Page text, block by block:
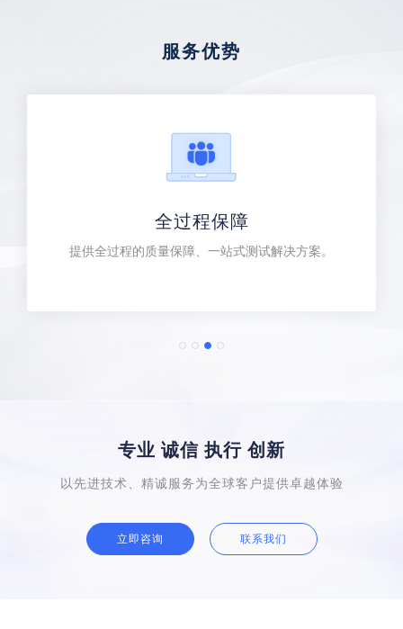
服务优势
全过程保障
提供全过程的质量保障、一站式测试解决方案。
专业 诚信 执行 创新
以先进技术、精诚服务为全球客户提供卓越体验
立即咨询 联系我们